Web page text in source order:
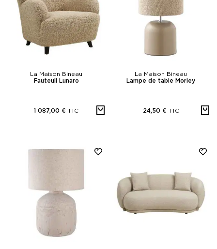
La Maison Bineau
Fauteuil Lunaro
1 087,00 € TTC
La Maison Bineau
Lampe de table Morley
24,50 € TTC